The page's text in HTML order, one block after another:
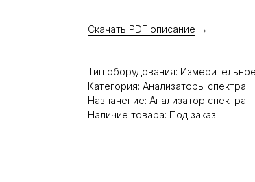
Скачать PDF описание →
Тип оборудования: Измерительное
Категория: Анализаторы спектра
Назначение: Анализатор спектра
Наличие товара: Под заказ